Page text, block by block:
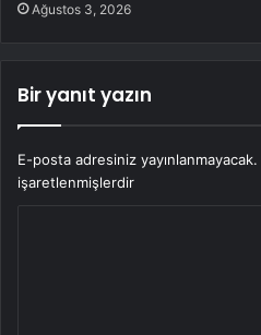
Ağustos 3, 2026
Bir yanıt yazın
E-posta adresiniz yayınlanmayacak.
işaretlenmişlerdir